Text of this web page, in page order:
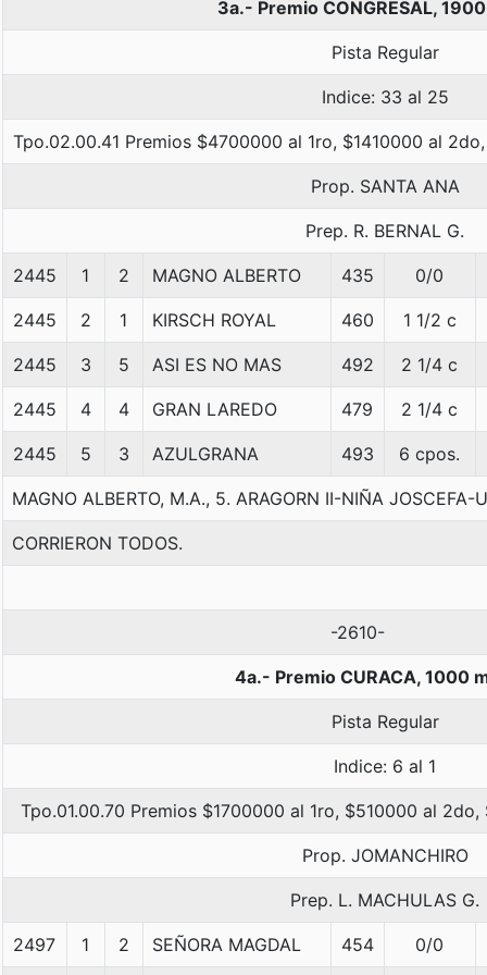
3a.- Premio CONGRESAL,
Pista Regular
Indice: 33 al 25
Tpo.02.00.41 Premios $4700000 al 1ro, $1410000 al
Prop. SANTA ANA
Prep. R. BERNAL G.
2445 1 2 MAGNO ALBERTO 435 0/0
2445 2 1 KIRSCH ROYAL 460 1 1/2 c
2445 3 5 ASI ES NO MAS 492 2 1/4 c
2445 4 4 GRAN LAREDO 479 2 1/4 c
2445 5 3 AZULGRANA 493 6 cpos.
MAGNO ALBERTO, M.A., 5. ARAGORN II-NIÑA JOSCEFA-
CORRIERON TODOS.
-2610-
4a.- Premio CURACA, 1000
Pista Regular
Indice: 6 al 1
Tpo.01.00.70 Premios $1700000 al 1ro, $510000 al
Prop. JOMANCHIRO
Prep. L. MACHULAS G.
2497 1 2 SEÑORA MAGDAL 454 0/0